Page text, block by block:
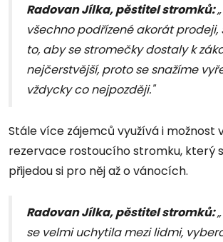
Radovan Jílka, pěstitel stromků:
všechno podřízené akorát prodeji,
to, aby se stromečky dostaly k
nejčerstvější, proto se snažíme
vždycky co nejpozději."
Stále více zájemců využívá i možnost
rezervace rostoucího stromku, který
přijedou si pro něj až o vánocích.
Radovan Jílka, pěstitel stromků:
se velmi uchytila mezi lidmi,